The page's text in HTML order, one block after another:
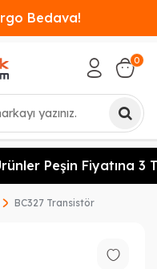
Bedava!
0
Peşin Fiyatına 3
BC327 Transistör